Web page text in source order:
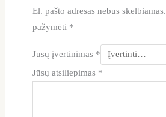
El. pašto adresas nebus skelbiamas.
pažymėti *
Jūsų įvertinimas *
Jūsų atsiliepimas *